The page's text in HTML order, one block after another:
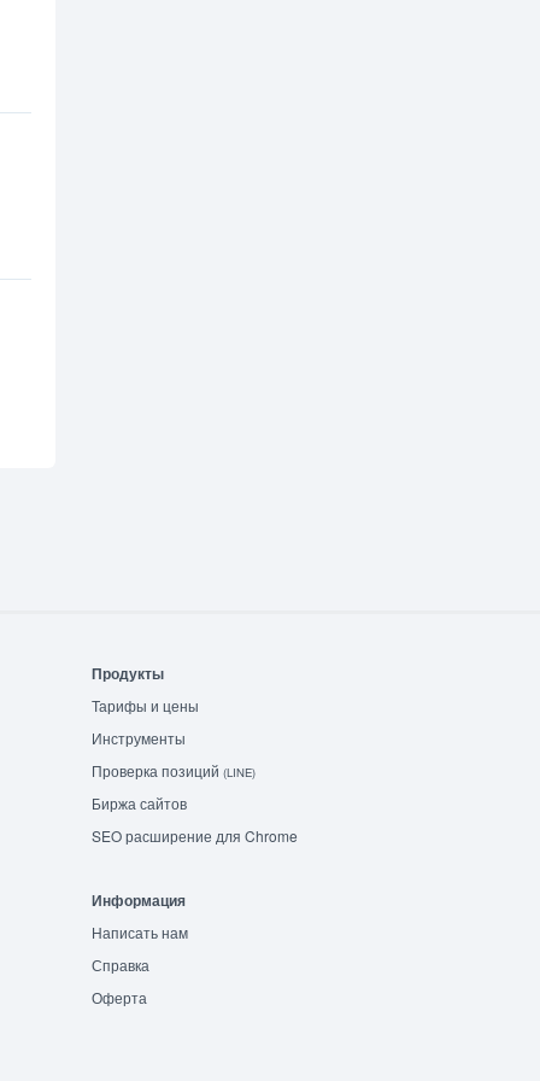
Продукты
Тарифы и цены
Инструменты
Проверка позиций (LINE)
Биржа сайтов
SEO расширение для Chrome
Информация
Написать нам
Справка
Оферта